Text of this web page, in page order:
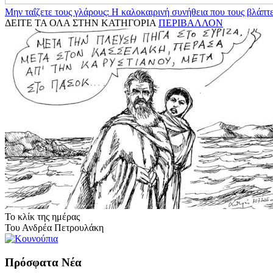
Μην ταΐζετε τους γλάρους: Η καλοκαιρινή συνήθεια που τους
ΔΕΙΤΕ ΤΑ ΟΛΑ ΣΤΗΝ ΚΑΤΗΓΟΡΙΑ ΠΕΡΙΒΑΛΛΟΝ
Το κλίκ της ημέρας
Του Ανδρέα Πετρουλάκη
Πρόσφατα Νέα